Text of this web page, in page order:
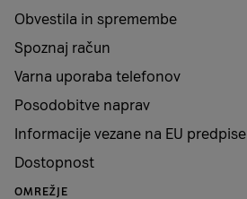
Obvestila in spremembe
Spoznaj račun
Varna uporaba telefonov
Posodobitve naprav
Informacije vezane na EU predpise
Dostopnost
OMREŽJE